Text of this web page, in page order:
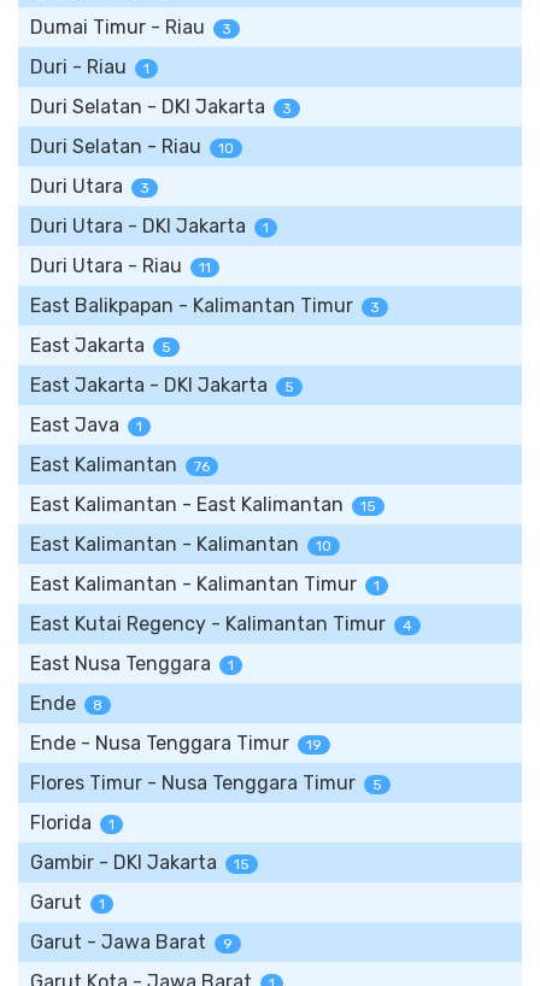
Dumai Timur - Riau 3
Duri - Riau 1
Duri Selatan - DKI Jakarta 3
Duri Selatan - Riau 10
Duri Utara 3
Duri Utara - DKI Jakarta 1
Duri Utara - Riau 11
East Balikpapan - Kalimantan Timur 3
East Jakarta 5
East Jakarta - DKI Jakarta 5
East Java 1
East Kalimantan 76
East Kalimantan - East Kalimantan 15
East Kalimantan - Kalimantan 10
East Kalimantan - Kalimantan Timur 1
East Kutai Regency - Kalimantan Timur 4
East Nusa Tenggara 1
Ende 8
Ende - Nusa Tenggara Timur 19
Flores Timur - Nusa Tenggara Timur 5
Florida 1
Gambir - DKI Jakarta 15
Garut 1
Garut - Jawa Barat 9